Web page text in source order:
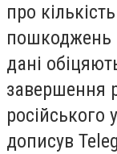
про
пошкоджень
дані
завершення
російського
дописув